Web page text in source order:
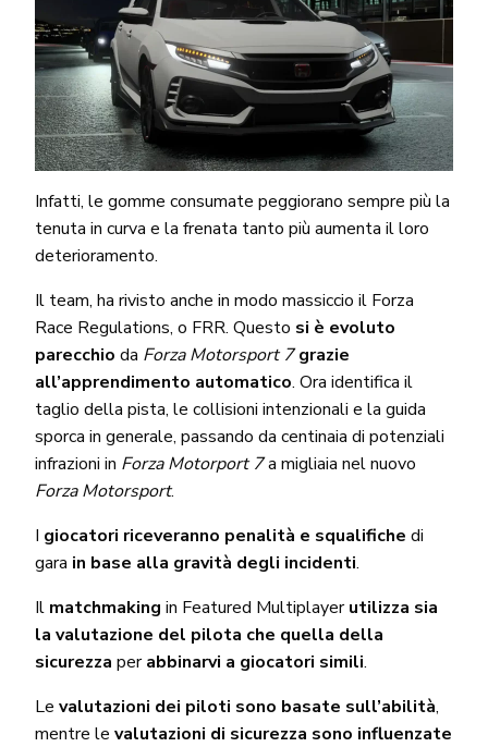
Infatti, le gomme consumate peggiorano sempre più la
tenuta in curva e la frenata tanto più aumenta il loro
deterioramento.
Il team, ha rivisto anche in modo massiccio il Forza
Race Regulations, o FRR. Questo si è evoluto
parecchio da Forza Motorsport 7 grazie
all’apprendimento automatico. Ora identifica il
taglio della pista, le collisioni intenzionali e la guida
sporca in generale, passando da centinaia di potenziali
infrazioni in Forza Motorport 7a migliaia nel nuovo
Forza Motorsport.
I giocatori riceveranno penalità e squalifiche di
gara in base alla gravità degli incidenti.
Il matchmaking in Featured Multiplayerutilizza sia
la valutazione del pilota che quella della
sicurezza perabbinarvi a giocatori simili.
Le valutazioni dei piloti sono basate sull’abilità,
mentre le valutazioni di sicurezza sono influenzate